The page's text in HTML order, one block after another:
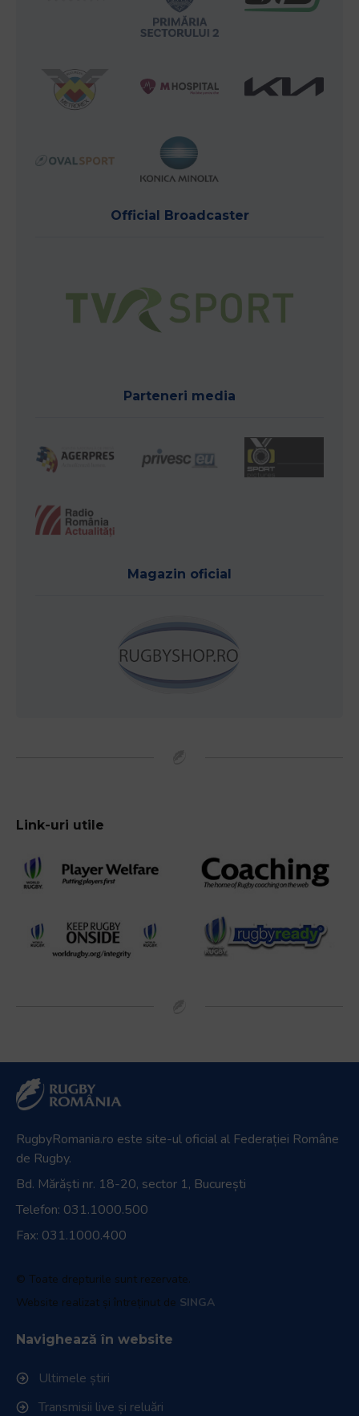
Official Broadcaster
Parteneri media
Magazin oficial
Link-uri utile
RugbyRomania.ro este site-ul oficial al Federației Române
de Rugby.
Bd. Mărăști nr. 18-20, sector 1, București
Telefon: 031.1000.500
Fax: 031.1000.400
© Toate drepturile sunt rezervate.
Website realizat și întreținut de SINGA
Navighează în website
Ultimele știri
Transmisii live și reluări